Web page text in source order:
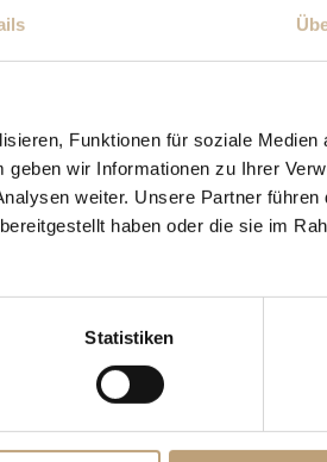
Funktionen für soziale Medien
wir Informationen zu Ihrer
weiter. Unsere Partner führen
haben oder die sie im
Statistiken